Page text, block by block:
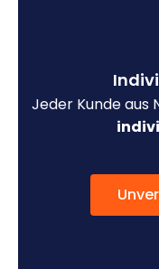
Jeder Kunde aus